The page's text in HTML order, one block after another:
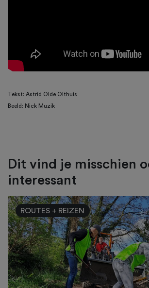
Tekst: Astrid Olde Olthuis
Beeld: Nick Muzik
Dit vind je misschien
interessant
ROUTES + REIZEN